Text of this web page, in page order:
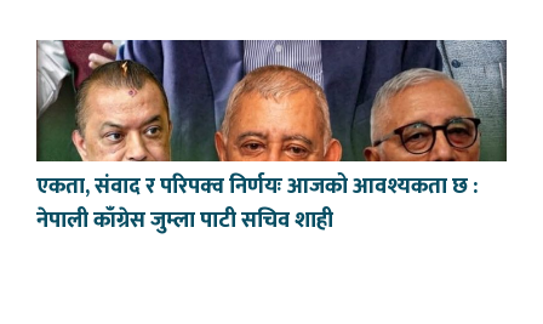
एकता, संवाद र परिपक्व निर्णयः आजको आवश्यकता छ :
नेपाली काँग्रेस जुम्ला पाटी सचिव शाही